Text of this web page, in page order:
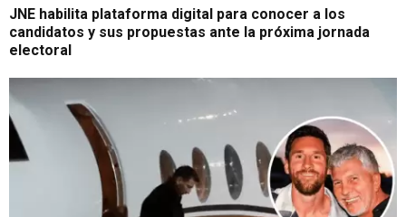
JNE habilita plataforma digital para conocer a los
candidatos y sus propuestas ante la próxima jornada
electoral